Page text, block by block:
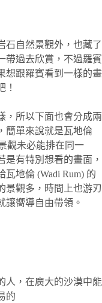
石自然景觀外，也藏了
帶過去欣賞，不過羅賓
想跟羅賓看到一樣的畫
！
，所以下面也會分成兩
，簡單來說就是瓦地倫
觀未必能排在同一
是有特別想看的畫面，
地倫 (Wadi Rum) 的
景觀多，時間上也游刃
讓嚮導自由帶領。
人，在廣大的沙漠中能
的